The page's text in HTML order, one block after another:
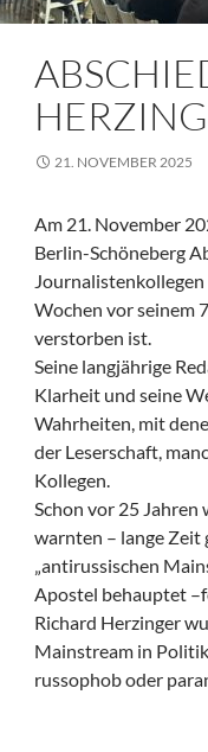
21. NOVEMBER 2025
Am 21. November
Berlin-Schöneberg
Wochen vor seinem
verstorben ist.
Seine langjährige
Klarheit und seine
Wahrheiten, mit
der Leserschaft,
Kollegen.
Schon vor 25 Jahren
warnten – lange Zeit
„antirussischen
Apostel behauptet
Richard Herzinger
Mainstream in
russophob oder